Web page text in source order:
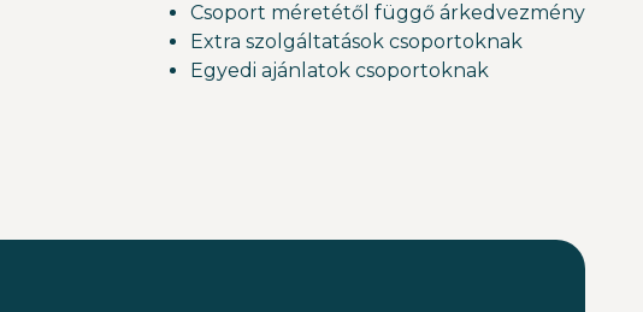
Csoport méretétől függő árkedvezmény
Extra szolgáltatások csoportoknak
Egyedi ajánlatok csoportoknak